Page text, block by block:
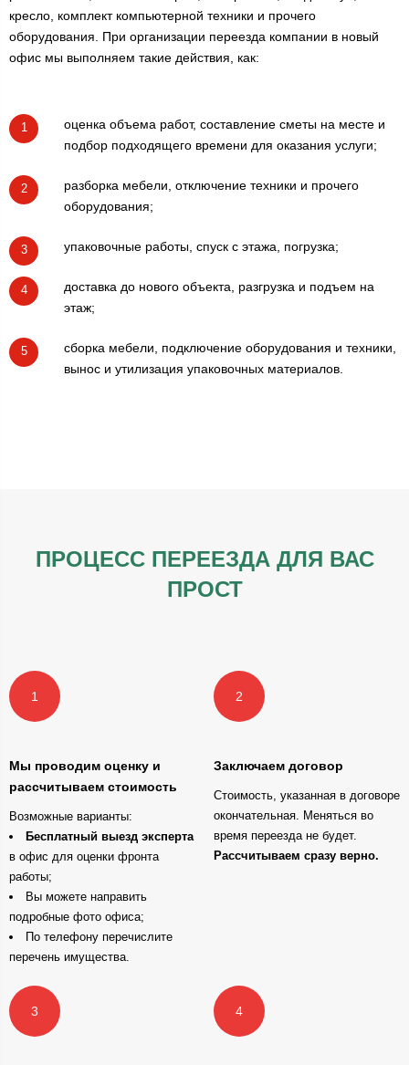
кресло, комплект компьютерной техники и прочего
оборудования. При организации переезда компании в новый
офис мы выполняем такие действия, как:
1
оценка объема работ, составление сметы на месте и
подбор подходящего времени для оказания услуги;
2
разборка мебели, отключение техники и прочего
оборудования;
3 упаковочные работы, спуск с этажа, погрузка;
4
доставка до нового объекта, разгрузка и подъем на
этаж;
5
сборка мебели, подключение оборудования и техники,
вынос и утилизация упаковочных материалов.
ПРОЦЕСС ПЕРЕЕЗДА ДЛЯ ВАС
ПРОСТ
Мы проводим оценку и
рассчитываем стоимость
Возможные варианты:
Бесплатный выезд эксперта
в офис для оценки фронта
работы;
Вы можете направить
подробные фото офиса;
По телефону перечислите
перечень имущества.
Заключаем договор
Стоимость, указанная в договоре
окончательная. Меняться во
время переезда не будет.
Рассчитываем сразу верно.